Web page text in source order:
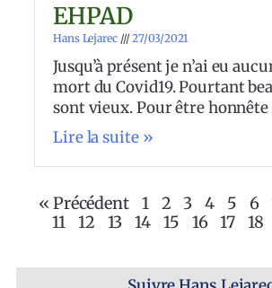
EHPAD
Hans Lejarec 27/03/2021
Jusqu’à présent je n’ai eu
mort du Covid19. Pourtant
sont vieux. Pour être honnête
Lire la suite »
« Précédent 1 2 3 4 5 6
11
12 13 14 15 16 17 18